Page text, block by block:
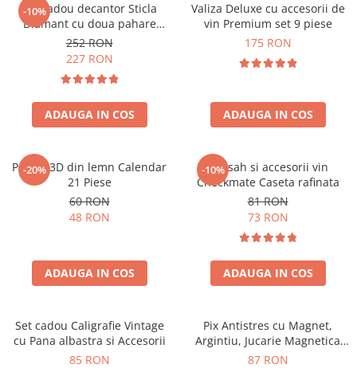
-10%
Set cadou decantor Sticla
Diamant cu doua pahare
Deluxe
252 RON
227 RON
ADAUGA IN COS
Valiza Deluxe cu accesorii de
vin Premium set 9 piese
175 RON
ADAUGA IN COS
-20%
Puzzle 3D din lemn Calendar
21 Piese
60 RON
48 RON
ADAUGA IN COS
-10%
Set sah si accesorii vin
Checkmate Caseta rafinata
81 RON
73 RON
ADAUGA IN COS
Set cadou Caligrafie Vintage
cu Pana albastra si Accesorii
85 RON
Pix Antistres cu Magnet,
Argintiu, Jucarie Magnetica
pentru Birou
87 RON